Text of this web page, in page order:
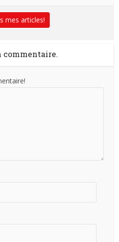
mes articles!
commentaire.